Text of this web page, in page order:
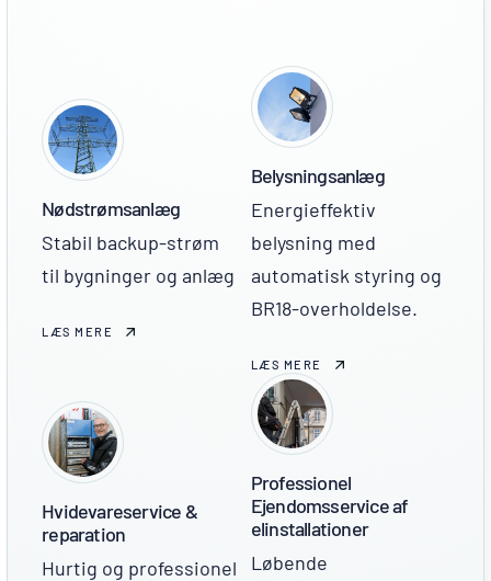
Nødstrømsanlæg
Stabil backup-strøm
til bygninger og anlæg
LÆS MERE
Belysningsanlæg
Energieffektiv
belysning med
automatisk styring og
BR18-overholdelse.
LÆS MERE
Hvidevareservice &
reparation
Hurtig og professionel
Professionel
Ejendomsservice af
elinstallationer
Løbende